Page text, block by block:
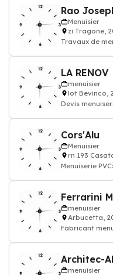
Rao
Menuisier
zi Tragone,
Travaux de
LA RENOV
menuisier
lot Bevinco,
Devis
Cors'Alu
Menuisier
rn 193
Menuiserie
Ferrarini
menuisier
Arbucetta,
Fabricant
Architec-
menuisier